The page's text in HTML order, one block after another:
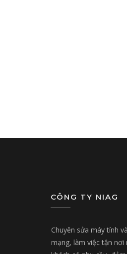
CÔNG TY NIAG
Chuyên sửa máy tính
mạng, làm việc tận nơi